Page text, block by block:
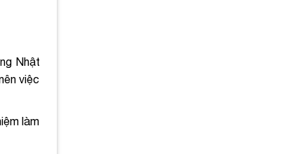
Nhật
việc
làm